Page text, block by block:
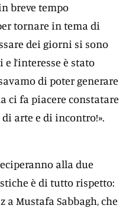
breve tempo
tornare in tema di
dei giorni si sono
l’interesse è stato
di poter generare
ci fa piacere constatare
arte e di incontro!».
alla due
è di tutto rispetto:
a Mustafa Sabbagh, che